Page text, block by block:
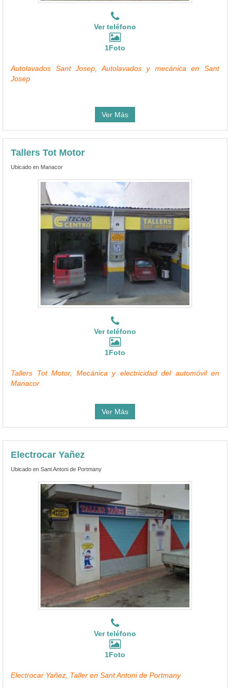
Ver teléfono
1Foto
Autolavados Sant Josep, Autolavados y mecánica en Sant
Josep
Ver Más
Tallers Tot Motor
Ubicado en Manacor
Ver teléfono
1Foto
Tallers Tot Motor, Mecánica y electricidad del automóvil en
Manacor
Ver Más
Electrocar Yañez
Ubicado en Sant Antoni de Portmany
Ver teléfono
1Foto
Electrocar Yañez, Taller en Sant Antoni de Portmany